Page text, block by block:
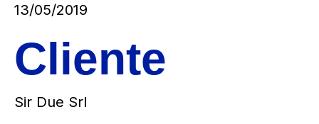
13/05/2019
Cliente
Sir Due Srl